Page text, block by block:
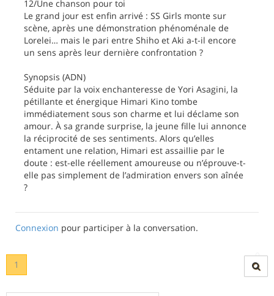
12/Une chanson pour toi
Le grand jour est enfin arrivé : SS Girls monte sur
scène, après une démonstration phénoménale de
Lorelei… mais le pari entre Shiho et Aki a-t-il encore
un sens après leur dernière confrontation ?
Synopsis (ADN)
Séduite par la voix enchanteresse de Yori Asagini, la
pétillante et énergique Himari Kino tombe
immédiatement sous son charme et lui déclame son
amour. À sa grande surprise, la jeune fille lui annonce
la réciprocité de ses sentiments. Alors qu’elles
entament une relation, Himari est assaillie par le
doute : est-elle réellement amoureuse ou n’éprouve-t-
elle pas simplement de l’admiration envers son aînée
?
Connexion pour participer à la conversation.
1